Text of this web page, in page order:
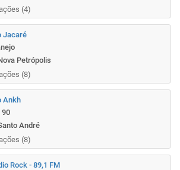
(4)
Jacaré
Petrópolis
(8)
Ankh
90
André
(8)
Rock - 89,1 FM